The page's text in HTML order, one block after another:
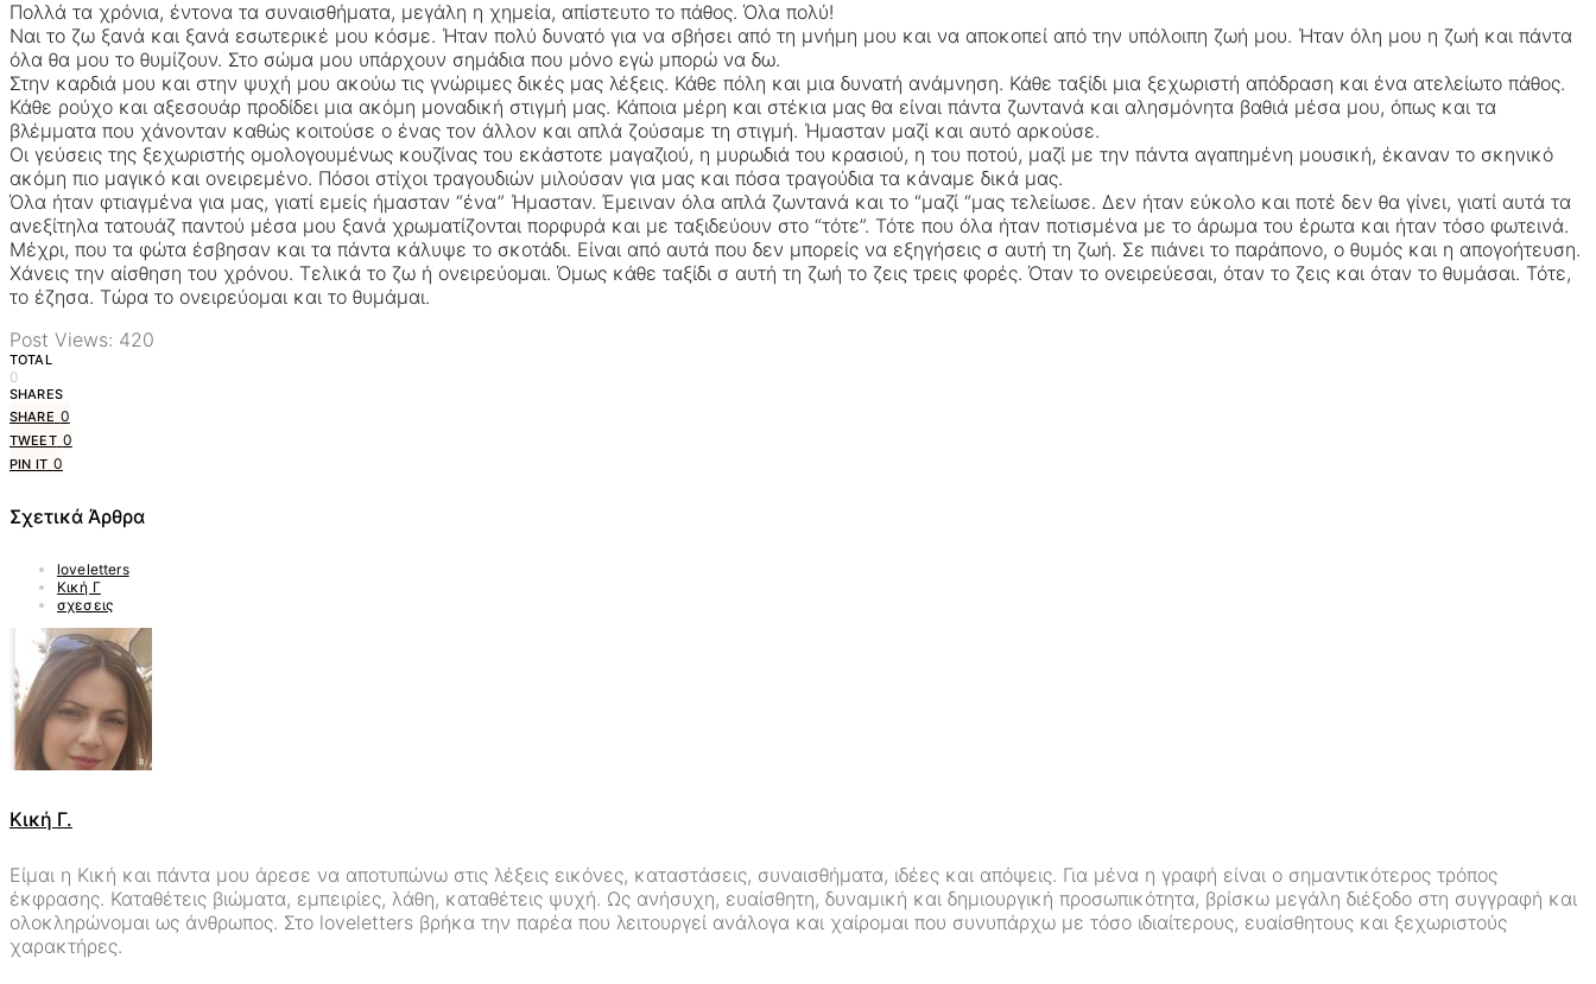
Πολλά τα χρόνια, έντονα τα συναισθήματα, μεγάλη η χημεία, απίστευτο το πάθος. Όλα πολύ!
Ναι το ζω ξανά και ξανά εσωτερικέ μου κόσμε. Ήταν πολύ δυνατό για να σβήσει από τη μνήμη μου και να αποκοπεί από την υπόλοιπη ζωή μου. Ήταν όλη μου η ζωή και πάντα
όλα θα μου το θυμίζουν. Στο σώμα μου υπάρχουν σημάδια που μόνο εγώ μπορώ να δω.
Στην καρδιά μου και στην ψυχή μου ακούω τις γνώριμες δικές μας λέξεις. Κάθε πόλη και μια δυνατή ανάμνηση. Κάθε ταξίδι μια ξεχωριστή απόδραση και ένα ατελείωτο πάθος.
Κάθε ρούχο και αξεσουάρ προδίδει μια ακόμη μοναδική στιγμή μας. Κάποια μέρη και στέκια μας θα είναι πάντα ζωντανά και αλησμόνητα βαθιά μέσα μου, όπως και τα
βλέμματα που χάνονταν καθώς κοιτούσε ο ένας τον άλλον και απλά ζούσαμε τη στιγμή. Ήμασταν μαζί και αυτό αρκούσε.
Οι γεύσεις της ξεχωριστής ομολογουμένως κουζίνας του εκάστοτε μαγαζιού, η μυρωδιά του κρασιού, η του ποτού, μαζί με την πάντα αγαπημένη μουσική, έκαναν το σκηνικό
ακόμη πιο μαγικό και ονειρεμένο. Πόσοι στίχοι τραγουδιών μιλούσαν για μας και πόσα τραγούδια τα κάναμε δικά μας.
Όλα ήταν φτιαγμένα για μας, γιατί εμείς ήμασταν “ένα” Ήμασταν. Έμειναν όλα απλά ζωντανά και το “μαζί “μας τελείωσε. Δεν ήταν εύκολο και ποτέ δεν θα γίνει, γιατί αυτά τα
ανεξίτηλα τατουάζ παντού μέσα μου ξανά χρωματίζονται πορφυρά και με ταξιδεύουν στο “τότε”. Τότε που όλα ήταν ποτισμένα με το άρωμα του έρωτα και ήταν τόσο φωτεινά.
Μέχρι, που τα φώτα έσβησαν και τα πάντα κάλυψε το σκοτάδι. Είναι από αυτά που δεν μπορείς να εξηγήσεις σ αυτή τη ζωή. Σε πιάνει το παράπονο, ο θυμός και η απογοήτευση.
Χάνεις την αίσθηση του χρόνου. Τελικά το ζω ή ονειρεύομαι. Όμως κάθε ταξίδι σ αυτή τη ζωή το ζεις τρεις φορές. Όταν το ονειρεύεσαι, όταν το ζεις και όταν το θυμάσαι. Τότε,
το έζησα. Τώρα το ονειρεύομαι και το θυμάμαι.
Post Views: 420
TOTAL
0
SHARES
SHARE 0
TWEET 0
PIN IT 0
Σχετικά Άρθρα
loveletters
Κική Γ
σχεσεις
Κική Γ.
Είμαι η Κική και πάντα μου άρεσε να αποτυπώνω στις λέξεις εικόνες, καταστάσεις, συναισθήματα, ιδέες και απόψεις. Για μένα η γραφή είναι ο σημαντικότερος τρόπος
έκφρασης. Καταθέτεις βιώματα, εμπειρίες, λάθη, καταθέτεις ψυχή. Ως ανήσυχη, ευαίσθητη, δυναμική και δημιουργική προσωπικότητα, βρίσκω μεγάλη διέξοδο στη συγγραφή και
ολοκληρώνομαι ως άνθρωπος. Στο loveletters βρήκα την παρέα που λειτουργεί ανάλογα και χαίρομαι που συνυπάρχω με τόσο ιδιαίτερους, ευαίσθητους και ξεχωριστούς
χαρακτήρες.